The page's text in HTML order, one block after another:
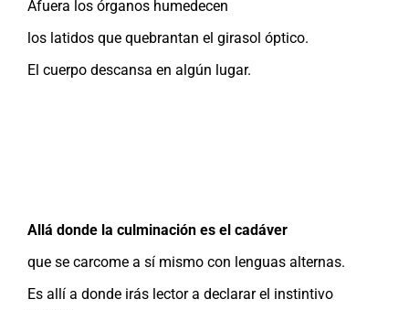
Afuera los órganos humedecen
los latidos que quebrantan el girasol óptico.
El cuerpo descansa en algún lugar.
Allá donde la culminación es el cadáver
que se carcome a sí mismo con lenguas alternas.
Es allí a donde irás lector a declarar el instintivo